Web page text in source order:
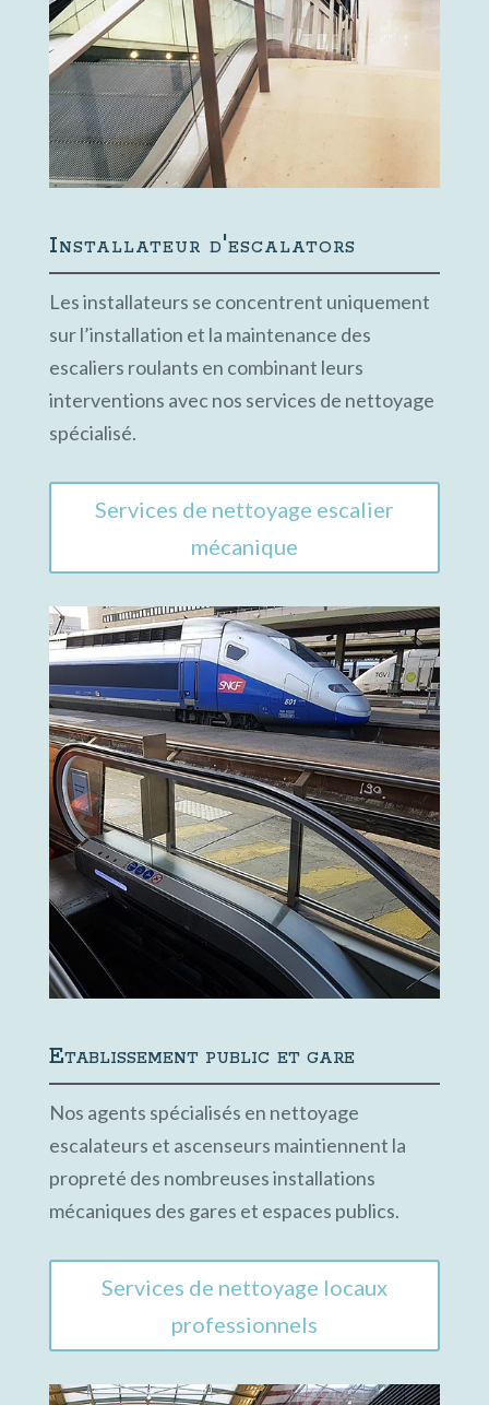
Installateur d'escalators
Les installateurs se concentrent uniquement
sur l’installation et la maintenance des
escaliers roulants en combinant leurs
interventions avec nos services de nettoyage
spécialisé.
Services de nettoyage escalier
mécanique
Etablissement public et gare
Nos agents spécialisés en nettoyage
escalateurs et ascenseurs maintiennent la
propreté des nombreuses installations
mécaniques des gares et espaces publics.
Services de nettoyage locaux
professionnels